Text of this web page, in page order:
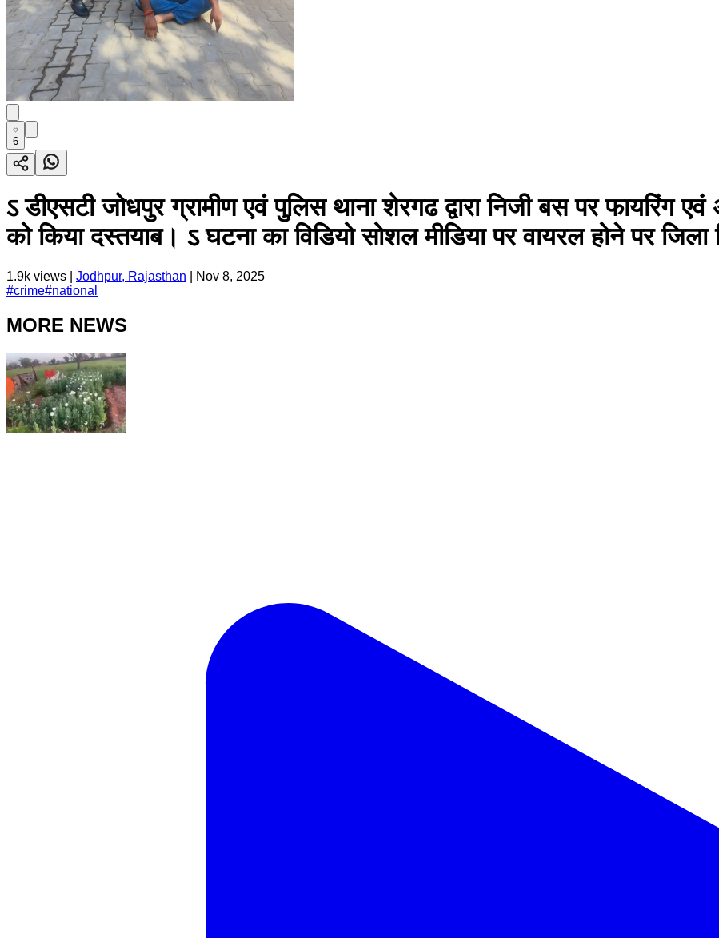
6
ऽ डीएसटी जोधपुर ग्रामीण एवं पुलिस थाना शेरगढ द्वारा निजी बस पर फायरिंग
को किया दस्तयाब। ऽ घटना का विडियो सोशल मीडिया पर वायरल होने पर जिला
1.9k views | Jodhpur, Rajasthan
Nov 8, 2025
#crime#national
MORE NEWS